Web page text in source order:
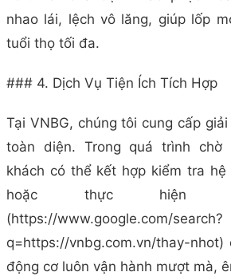
nhao lái, lệch vô lăng, giúp lốp
tuổi thọ tối đa.
### 4. Dịch Vụ Tiện Ích Tích Hợp
Tại VNBG, chúng tôi cung cấp
toàn diện. Trong quá trình
khách có thể kết hợp kiểm tra hệ
hoặc thực hiện
(https://www.google.com/search?
q=https://vnbg.com.vn/thay-
động cơ luôn vận hành mượt mà,